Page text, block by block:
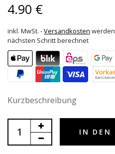
4.90 €
inkl. MwSt. -Versandkosten
nächsten Schritt berechnet
Kurzbeschreibung
IN DEN